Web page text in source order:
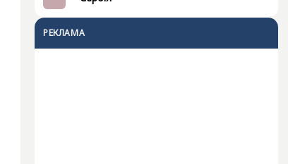
РЕКЛАМА